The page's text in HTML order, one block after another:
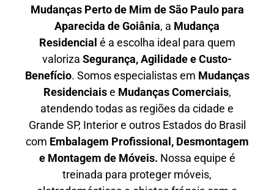
Mudanças Perto de Mim de São Paulo para
Aparecida de Goiânia, a Mudança
Residencial é a escolha ideal para quem
valoriza Segurança, Agilidade e Custo-
Benefício. Somos especialistas em Mudanças
Residenciaise Mudanças Comerciais,
atendendo todas as regiões da cidade e
Grande SP, Interior e outros Estados do Brasil
com Embalagem Profissional , Desmontagem
e Montagem de Móveis. Nossa equipe é
treinada para proteger móveis,